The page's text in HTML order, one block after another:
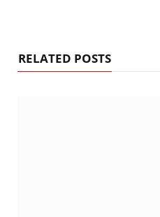
RELATED POSTS